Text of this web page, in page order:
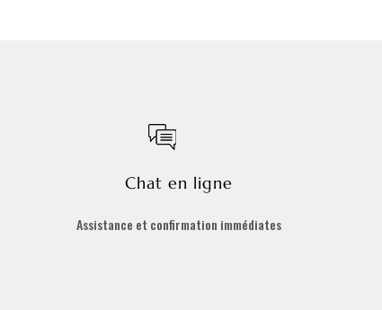
Chat en ligne
Assistance et confirmation immédiates